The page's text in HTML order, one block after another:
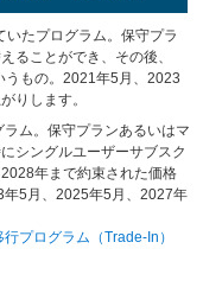
たプログラム。保守プラ
ることができ、その後、
うもの。2021年5月、2023
りします。
ム。保守プランあるいはマ
シングルユーザーサブスク
年まで約束された価格
5月、2025年5月、2027年
プログラム（Trade-In）